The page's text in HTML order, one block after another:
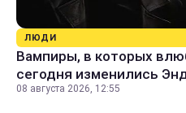
ЛЮДИ
Вампиры, в которых
сегодня изменились
08 августа 2026, 12:55